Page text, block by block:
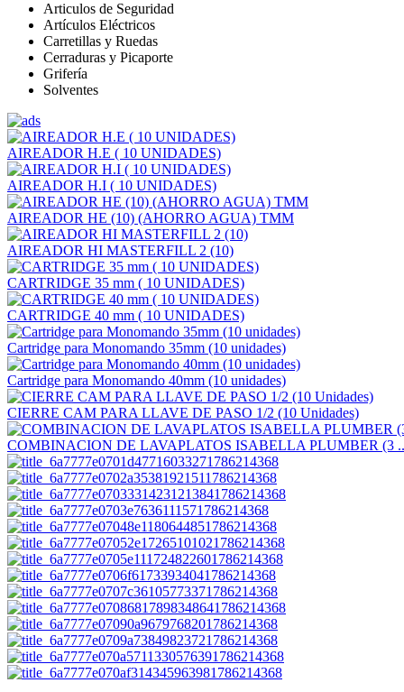
Articulos de Seguridad
Artículos Eléctricos
Carretillas y Ruedas
Cerraduras y Picaporte
Grifería
Solventes
AIREADOR H.E ( 10 UNIDADES)
AIREADOR H.I ( 10 UNIDADES)
AIREADOR HE (10) (AHORRO AGUA) TMM
AIREADOR HI MASTERFILL 2 (10)
CARTRIDGE 35 mm ( 10 UNIDADES)
CARTRIDGE 40 mm ( 10 UNIDADES)
Cartridge para Monomando 35mm (10 unidades)
Cartridge para Monomando 40mm (10 unidades)
CIERRE CAM PARA LLAVE DE PASO 1/2 (10 Unidades)
COMBINACION DE LAVAPLATOS ISABELLA PLUMBER (3